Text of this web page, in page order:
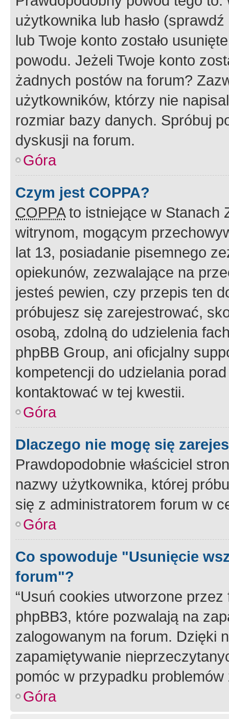
użytkownika lub hasło
lub Twoje konto zostało
powodu. Jeżeli Twoje konto
żadnych postów na forum?
użytkowników, którzy nie
rozmiar bazy danych. Spróbuj
dyskusji na forum.
Góra
Czym jest COPPA?
COPPAto istniejące w Stanach
witrynom, mogącym
lat 13, posiadanie pisemnego
opiekunów, zezwalające na
jesteś pewien, czy przepis ten
próbujesz się zarejestrować,
osobą, zdolną do udzielenia
phpBB Group, ani oficjalny
kompetencji do udzielania
kontaktować w tej kwestii.
Góra
Dlaczego nie mogę się
Prawdopodobnie właściciel
nazwy użytkownika, której
się z administratorem forum w
Góra
Co spowoduje "Usunięcie
forum"?
“Usuń cookies utworzone
phpBB3, które pozwalają na
zalogowanym na forum. Dzięki
zapamiętywanie
pomóc w przypadku
Góra